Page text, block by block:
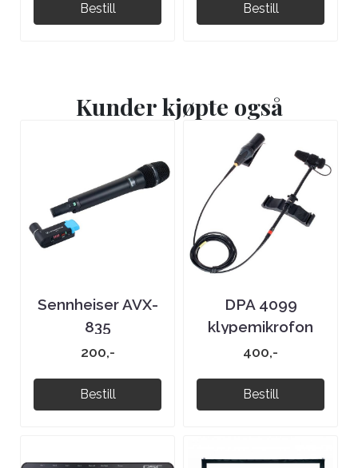
Bestill Bestill
Kunder kjøpte også
Sennheiser AVX-
835
200,-
Bestill
DPA 4099
klypemikrofon
400,-
Bestill